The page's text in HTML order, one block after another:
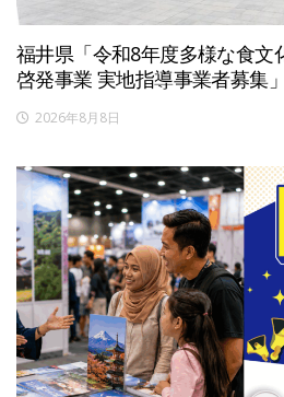
福井県「令和8年度多様な食文
啓発事業 実地指導事業者募集
2026年8月8日